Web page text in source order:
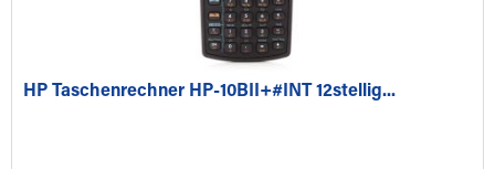
HP Taschenrechner HP-10BII+#INT 12stellig...